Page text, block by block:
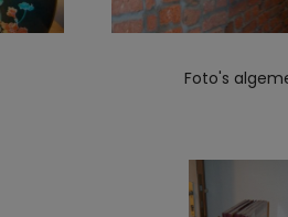
Foto's